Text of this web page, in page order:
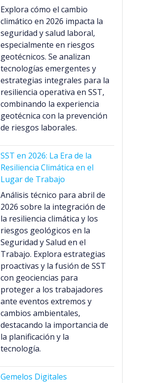
Explora cómo el cambio
climático en 2026 impacta la
seguridad y salud laboral,
especialmente en riesgos
geotécnicos. Se analizan
tecnologías emergentes y
estrategias integrales para la
resiliencia operativa en SST,
combinando la experiencia
geotécnica con la prevención
de riesgos laborales.
SST en 2026: La Era de la
Resiliencia Climática en el
Lugar de Trabajo
Análisis técnico para abril de
2026 sobre la integración de
la resiliencia climática y los
riesgos geológicos en la
Seguridad y Salud en el
Trabajo. Explora estrategias
proactivas y la fusión de SST
con geociencias para
proteger a los trabajadores
ante eventos extremos y
cambios ambientales,
destacando la importancia de
la planificación y la
tecnología.
Gemelos Digitales